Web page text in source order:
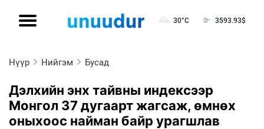
30°C 3593.93$
Нүүр Нийгэм Бусад
Дэлхийн энх тайвны индексээр
Монгол 37 дугаарт жагсаж, өмнөх
оныхоос найман байр урагшлав